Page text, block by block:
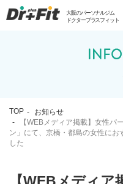
大阪のパーソナルジム
ドクタープラスフィット
TOP
お知らせ
【WEBメディア掲載】女性パ
ン」にて、京橋・都島の女性にお
した